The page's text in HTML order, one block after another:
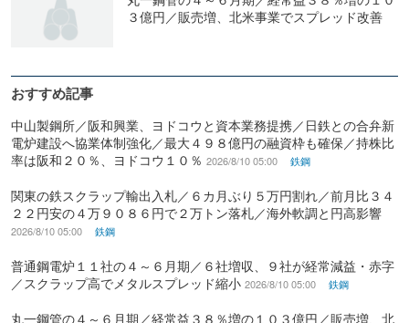
３億円／販売増、北米事業でスプレッド改善
おすすめ記事
中山製鋼所／阪和興業、ヨドコウと資本業務提携／日鉄との合弁新
電炉建設へ協業体制強化／最大４９８億円の融資枠も確保／持株比
率は阪和２０％、ヨドコウ１０％ 2026/8/10 05:00 鉄鋼
関東の鉄スクラップ輸出入札／６カ月ぶり５万円割れ／前月比３４
２２円安の４万９０８６円で２万トン落札／海外軟調と円高影響
2026/8/10 05:00 鉄鋼
普通鋼電炉１１社の４～６月期／６社増収、９社が経常減益・赤字
／スクラップ高でメタルスプレッド縮小 2026/8/10 05:00 鉄鋼
丸一鋼管の４～６月期／経常益３８％増の１０３億円／販売増、北